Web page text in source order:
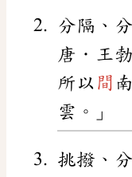
分隔、
唐．王
所以 間
雲。」
挑撥、